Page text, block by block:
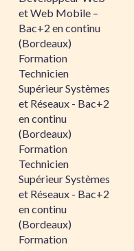
et Web Mobile –
Bac+2 en continu
(Bordeaux)
Formation
Technicien
Supérieur Systèmes
et Réseaux - Bac+2
en continu
(Bordeaux)
Formation
Technicien
Supérieur Systèmes
et Réseaux - Bac+2
en continu
(Bordeaux)
Formation